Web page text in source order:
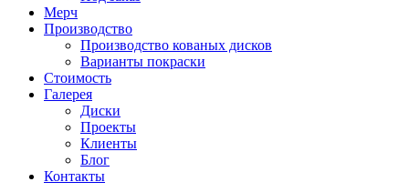
Мерч
Производство
Производство кованых дисков
Варианты покраски
Стоимость
Галерея
Диски
Проекты
Клиенты
Блог
Контакты